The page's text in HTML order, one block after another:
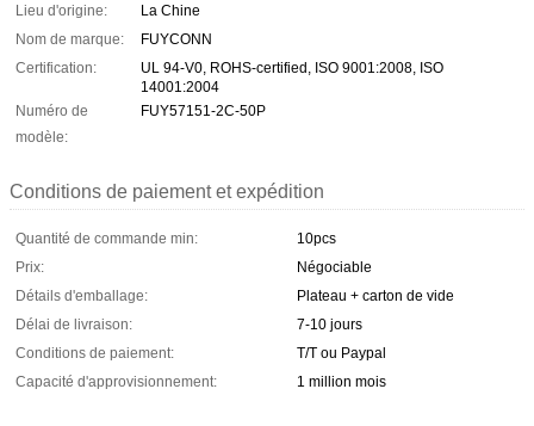
Lieu d'origine:
La Chine
Nom de marque:
FUYCONN
Certification:
UL 94-V0, ROHS-certified, ISO 9001:2008, ISO
14001:2004
Numéro de
modèle:
FUY57151-2C-50P
Conditions de paiement et expédition
Quantité de commande min:
10pcs
Prix:
Négociable
Détails d'emballage:
Plateau + carton de vide
Délai de livraison:
7-10 jours
Conditions de paiement:
T/T ou Paypal
Capacité d'approvisionnement:
1 million mois